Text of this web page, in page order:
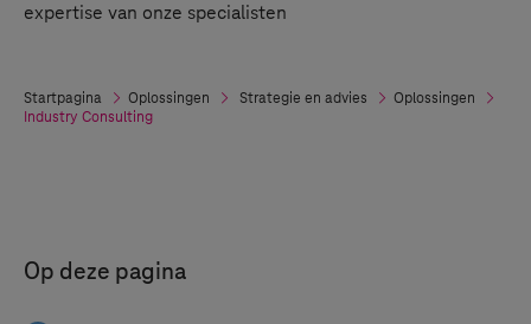
expertise van onze specialisten
Startpagina Oplossingen Strategie en advies
Oplossingen
Industry Consulting
Op deze pagina